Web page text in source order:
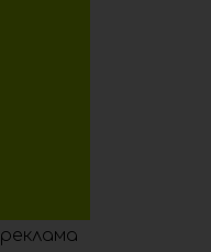
реклама